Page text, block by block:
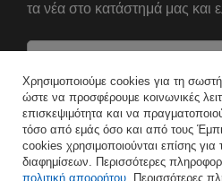
τα νέα στο κατάστημά μας και
Εισάγετε τη διεύθυνση e-mail σας
Συμφωνώ με την επεξεργασία των προσωπικών μου δεδομένων για τους
Χρησιμοποιούμε cookies για τη σωστή
ώστε να προσφέρουμε κοινωνικές
επισκεψιμότητα και να
τόσο από εμάς όσο και από τους
cookies χρησιμοποιούνται επίσης για
διαφημίσεων. Περισσότερες
πολιτική απορρήτου . Περισσότερες